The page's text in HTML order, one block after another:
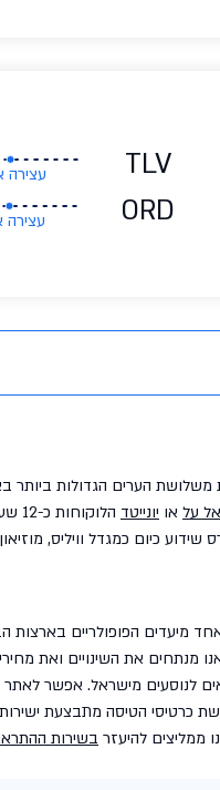
TLV
ORD
אל על או יונייטד
כיום כמגדל וויליס,
מיעדים הפופולריים בארצות
מנתחים את השינויים ואת
לנוסעים מישראל. אפשר
כרטיסי הטיסה מתבצעת
ממליצים להיעזר בשירות